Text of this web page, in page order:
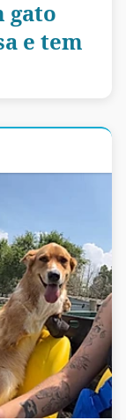
gato
e tem